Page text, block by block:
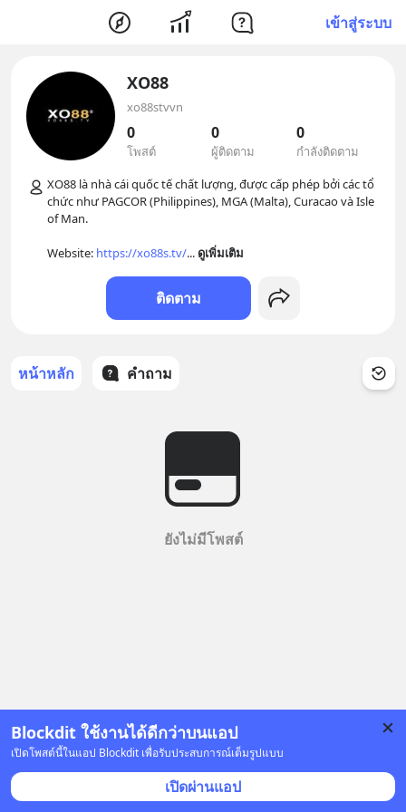
เข้าสู่ระบบ
Blockdit ใช้งานได้ดีกว่าบนแอป
เปิดโพสต์นี้ในแอป Blockdit เพื่อรับประสบการณ์เต็มรูปแบบ
เปิดผ่านแอป
XO88
xo88stvvn
0
โพสต์
0
ผู้ติดตาม
0
กำลังติดตาม
XO88 là nhà cái quốc tế chất lượng, được cấp phép bởi các tổ
chức như PAGCOR (Philippines), MGA (Malta), Curacao và Isle
of Man.
Website: https://xo88s.tv/... ดูเพิ่มเติม
ติดตาม
หน้าหลัก คำถาม
ยังไม่มีโพสต์